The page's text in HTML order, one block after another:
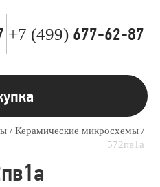
+7 (499) 677-62-87
/ Керамические микросхемы /
572пв1а